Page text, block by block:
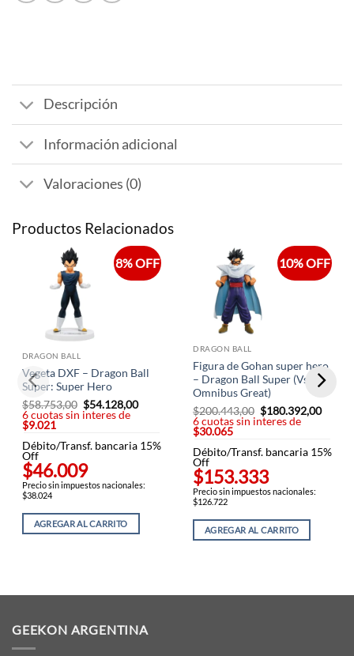
Descripción
Información adicional
Valoraciones (0)
Productos Relacionados
8% OFF
DRAGON BALL
Vegeta DXF – Dragon Ball
Super: Super Hero
$58.753,00 El
precio
$58.753,00.
$54.128,00El
$54.128,00.
6 cuotas sin interes de
$9.021
Débito/Transf. bancaria 15%
Off
$46.009
Precio sin impuestos nacionales:
$38.024
AGREGAR AL CARRITO
10% OFF
DRAGON BALL
Figura de Gohan super hero
– Dragon Ball Super (Vs
Omnibus Great)
$200.443,00 El
precio
$200.443,00.
$180.392,00El
6 cuotas sin interes de
$30.065
Débito/Transf. bancaria 15%
Off
$153.333
Precio sin impuestos nacionales:
$126.722
AGREGAR AL CARRITO
GEEKON ARGENTINA